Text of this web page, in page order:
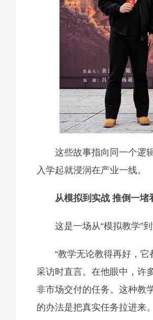
这些故事指向同一个逻
入学起就浸润在产业一线。
从模拟到实战 推倒一堵
这是一场从“模拟教学”
“教学无论教得再好，
采访时直言。在他眼中，许
非市场交付的任务。这种教
的办法是把真实任务拉进来。